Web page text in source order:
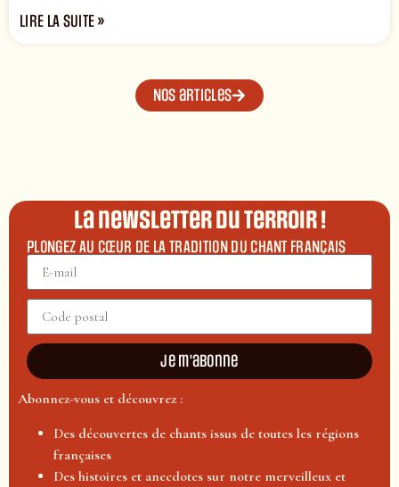
LIRE LA SUITE »
Nos articles
La newsletter du terroir !
PLONGEZ AU CŒUR DE LA TRADITION DU CHANT FRANÇAIS
Je m'abonne
Abonnez-vous et découvrez :
Des découvertes de chants issus de toutes les régions
françaises
Des histoires et anecdotes sur notre merveilleux et